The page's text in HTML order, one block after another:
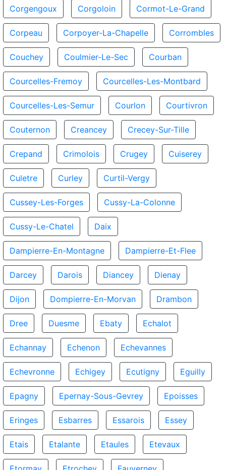
Corgengoux Corgoloin Cormot-Le-Grand
Corpeau Corpoyer-La-Chapelle Corrombles
Couchey Coulmier-Le-Sec Courban
Courcelles-Fremoy Courcelles-Les-Montbard
Courcelles-Les-Semur Courlon Courtivron
Couternon Creancey Crecey-Sur-Tille
Crepand Crimolois Crugey Cuiserey
Culetre Curley Curtil-Vergy
Cussey-Les-Forges Cussy-La-Colonne
Cussy-Le-Chatel Daix
Dampierre-En-Montagne Dampierre-Et-Flee
Darcey Darois Diancey Dienay
Dijon Dompierre-En-Morvan Drambon
Dree Duesme Ebaty Echalot
Echannay Echenon Echevannes
Echevronne Echigey Ecutigny Eguilly
Epagny Epernay-Sous-Gevrey Epoisses
Eringes Esbarres Essarois Essey
Etais Etalante Etaules Etevaux